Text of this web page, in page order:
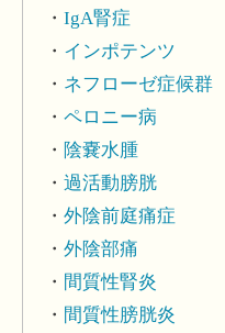
IgA腎症
インポテンツ
ネフローゼ症候群
ペロニー病
陰嚢水腫
過活動膀胱
外陰前庭痛症
外陰部痛
間質性腎炎
間質性膀胱炎